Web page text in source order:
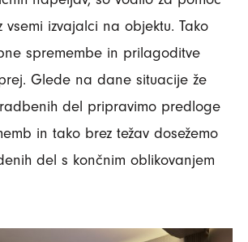
vsemi izvajalci na objektu. Tako
spremembe in prilagoditve
Glede na dane situacije že
del pripravimo predloge
in tako brez težav dosežemo
del s končnim oblikovanjem